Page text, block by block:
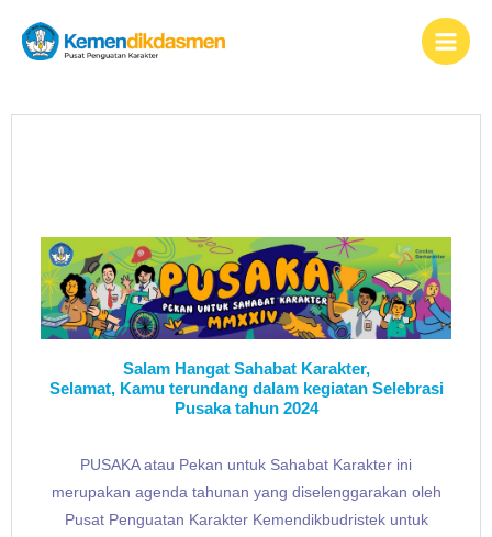
konten
Salam Hangat Sahabat Karakter,
Selamat, Kamu terundang dalam kegiatan Selebrasi
Pusaka tahun 2024
PUSAKA atau Pekan untuk Sahabat Karakter ini
merupakan agenda tahunan yang diselenggarakan oleh
Pusat Penguatan Karakter Kemendikbudristek untuk